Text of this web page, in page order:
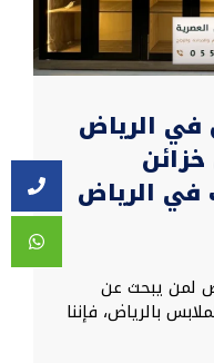
في الرياض
خزائن
الرياض
لمن يبحث عن
بالرياض، فإننا